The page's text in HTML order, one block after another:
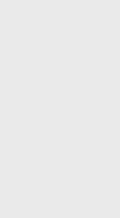
واهی و کذب محض